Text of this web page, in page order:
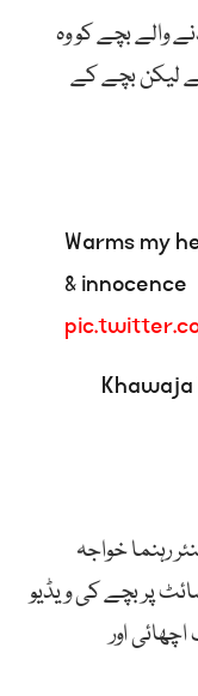
والے بچے کو وہ
لیکن بچے کے
Warms my
& innocence
رہنما خواجہ
پر بچے کی ویڈیو
اور